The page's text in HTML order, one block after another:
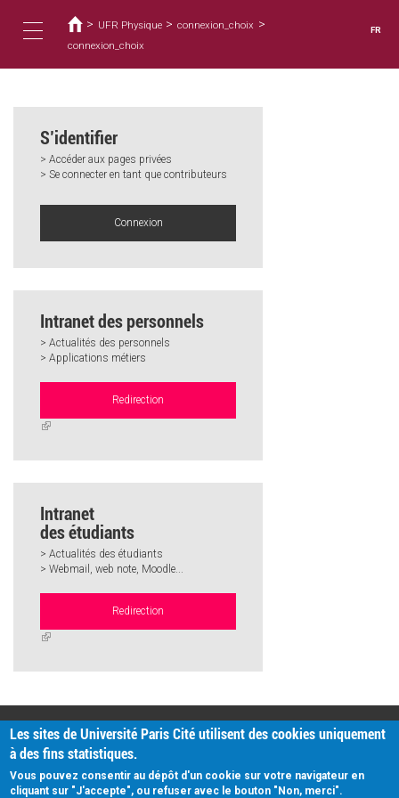
contenu
Toggle
navigation
êtes
ici
> UFR Physique > connexion_choix >
connexion_choix
FR
S’identifier
> Accéder aux pages privées
> Se connecter en tant que contributeurs
Connexion
Intranet des personnels
> Actualités des personnels
> Applications métiers
Redirection
(link
Intranet
des étudiants
> Actualités des étudiants
> Webmail, web note, Moodle...
Redirection
(link
PRATIQUE
Plan d'accès
Intranet
Mentions légales
Données personnelles
Les sites de Université Paris Cité utilisent des cookies uniquement
à des fins statistiques.
Vous pouvez consentir au dépôt d'un cookie sur votre navigateur en
cliquant sur "J'accepte", ou refuser avec le bouton "Non, merci".